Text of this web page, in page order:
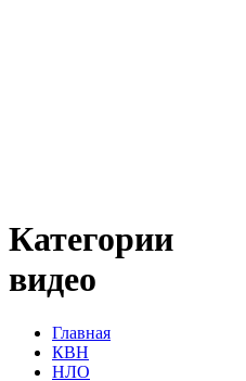
Категории
видео
Главная
КВН
НЛО